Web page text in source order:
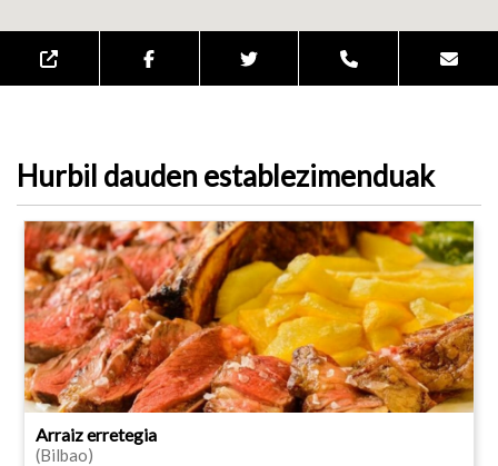
Hurbil dauden establezimenduak
Arraiz erretegia
(Bilbao)